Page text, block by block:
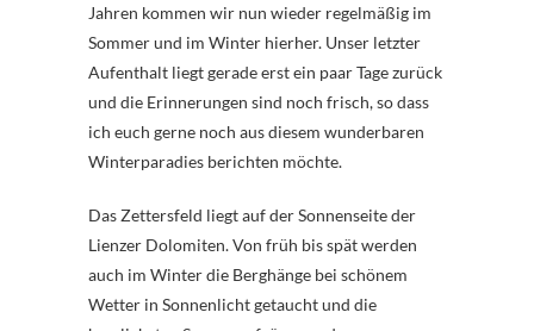
Jahren kommen wir nun wieder regelmäßig im
Sommer und im Winter hierher. Unser letzter
Aufenthalt liegt gerade erst ein paar Tage zurück
und die Erinnerungen sind noch frisch, so dass
ich euch gerne noch aus diesem wunderbaren
Winterparadies berichten möchte.
Das Zettersfeld liegt auf der Sonnenseite der
Lienzer Dolomiten. Von früh bis spät werden
auch im Winter die Berghänge bei schönem
Wetter in Sonnenlicht getaucht und die